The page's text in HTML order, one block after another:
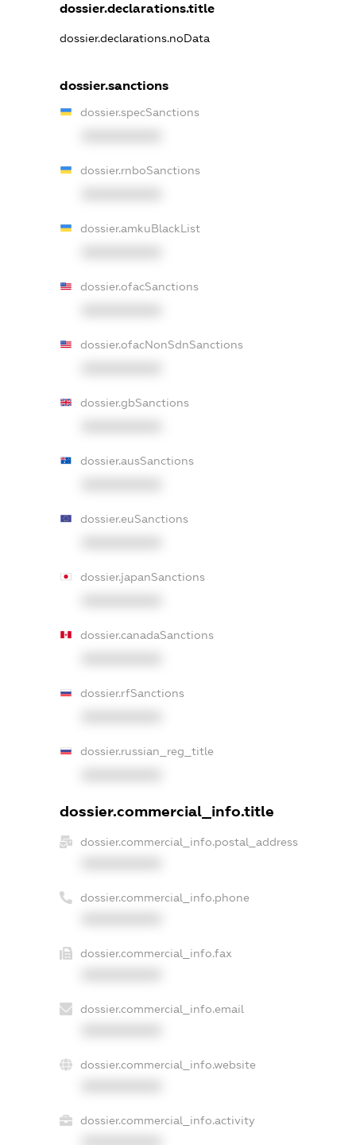
dossier.declarations.title
dossier.declarations.noData
dossier.sanctions
dossier.specSanctions
dossier.rnboSanctions
dossier.amkuBlackList
dossier.ofacSanctions
dossier.ofacNonSdnSanctions
dossier.gbSanctions
dossier.ausSanctions
dossier.euSanctions
dossier.japanSanctions
dossier.canadaSanctions
dossier.rfSanctions
dossier.russian_reg_title
dossier.commercial_info.title
dossier.commercial_info.postal_address
dossier.commercial_info.phone
dossier.commercial_info.fax
dossier.commercial_info.email
dossier.commercial_info.website
dossier.commercial_info.activity